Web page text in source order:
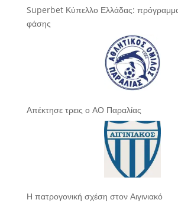
Superbet Κύπελλο Ελλάδας:
φάσης
Απέκτησε τρεις ο ΑΟ Παραλίας
Η πατρογονική σχέση στον Αιγινιακό